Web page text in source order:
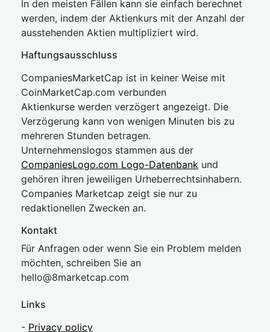
In den meisten Fällen kann sie einfach berechnet
werden, indem der Aktienkurs mit der Anzahl der
ausstehenden Aktien multipliziert wird.
Haftungsausschluss
CompaniesMarketCap ist in keiner Weise mit
CoinMarketCap.com verbunden
Aktienkurse werden verzögert angezeigt. Die
Verzögerung kann von wenigen Minuten bis zu
mehreren Stunden betragen.
Unternehmenslogos stammen aus der
CompaniesLogo.com Logo-Datenbank und
gehören ihren jeweiligen Urheberrechtsinhabern.
Companies Marketcap zeigt sie nur zu
redaktionellen Zwecken an.
Kontakt
Für Anfragen oder wenn Sie ein Problem melden
möchten, schreiben Sie an
hello@8marketcap.com
Links
- Privacy policy